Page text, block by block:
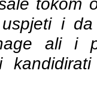
i
ali i